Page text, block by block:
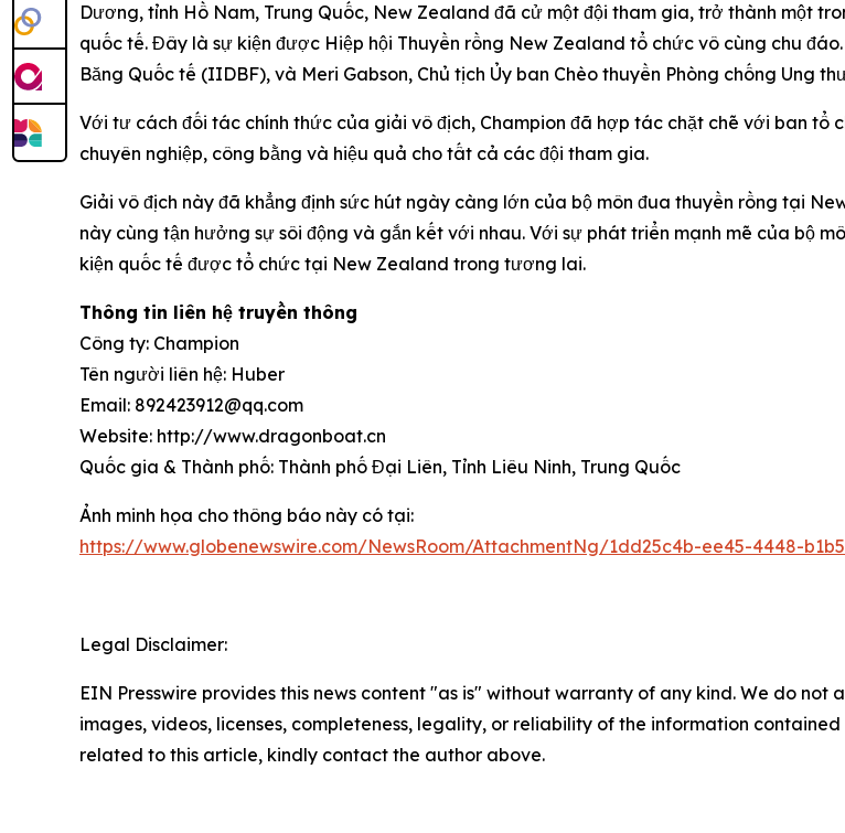
Dương, tỉnh Hồ Nam, Trung Quốc, New Zealand đã cử một đội tham gia, trở thành một
quốc tế. Đây là sự kiện được Hiệp hội Thuyền rồng New Zealand tổ chức vô cùng chu
Băng Quốc tế (IIDBF), và Meri Gabson, Chủ tịch Ủy ban Chèo thuyền Phòng chống Ung
Với tư cách đối tác chính thức của giải vô địch, Champion đã hợp tác chặt chẽ với ban tổ
chuyên nghiệp, công bằng và hiệu quả cho tất cả các đội tham gia.
Giải vô địch này đã khẳng định sức hút ngày càng lớn của bộ môn đua thuyền rồng tại
này cùng tận hưởng sự sôi động và gắn kết với nhau. Với sự phát triển mạnh mẽ của bộ
kiện quốc tế được tổ chức tại New Zealand trong tương lai.
Thông tin liên hệ truyền thông
Công ty: Champion
Tên người liên hệ: Huber
Email: 892423912@qq.com
Website: http://www.dragonboat.cn
Quốc gia & Thành phố: Thành phố Đại Liên, Tỉnh Liêu Ninh, Trung Quốc
Ảnh minh họa cho thông báo này có tại:
https://www.globenewswire.com/NewsRoom/AttachmentNg/1dd25c4b-ee45-4448-
Legal Disclaimer:
EIN Presswire provides this news content "as is" without warranty of any kind. We do
images, videos, licenses, completeness, legality, or reliability of the information
related to this article, kindly contact the author above.